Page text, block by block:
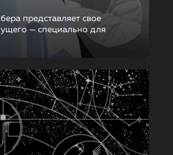
представляет свое
— специально для